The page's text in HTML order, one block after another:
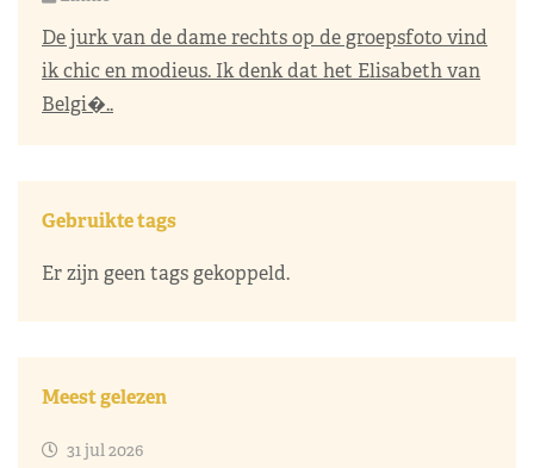
De jurk van de dame rechts op de groepsfoto vind
ik chic en modieus. Ik denk dat het Elisabeth van
Belgi�..
Gebruikte tags
Er zijn geen tags gekoppeld.
Meest gelezen
31 jul 2026